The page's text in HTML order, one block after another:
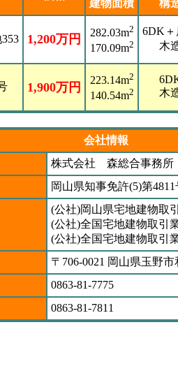
建物面積
構
1,200万円 282.03m2
170.09m2
6DK＋
木
1,900万円
223.14m2
140.54m2
木
会社情報
株式会社 森総合事務所
岡山県知事免許(5)第4811
(公社)岡山県宅地建物取
(公社)全国宅地建物取引
(公社)全国宅地建物取引
〒706‐0021 岡山県玉野
0863-81-7775
0863‐81-7811